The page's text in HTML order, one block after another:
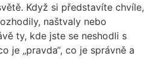
Když si představíte chvíle,
naštvaly nebo
ty, kde jste se neshodli s
je „pravda“, co je správně a